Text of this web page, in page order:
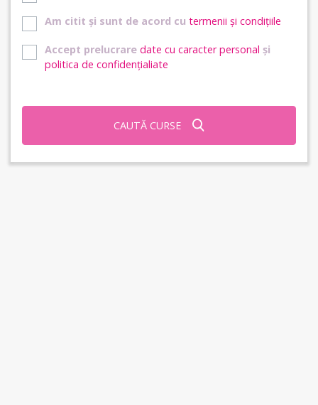
Am citit și sunt de acord cu termenii și condițiile
Accept prelucrare date cu caracter personal și
politica de confidențialiate
CAUTĂ CURSE